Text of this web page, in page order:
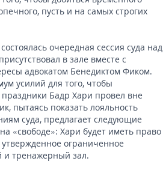
пусть и на самых строгих
очередная сессия суда над
в зале вместе с
адвокатом Бенедиктом Фиком.
усилий для того, чтобы
Бадр Хари провел вне
пытаясь показать лояльность
суда, предлагает следующие
«свободе»: Хари будет иметь право
ограниченное
и тренажерный зал.